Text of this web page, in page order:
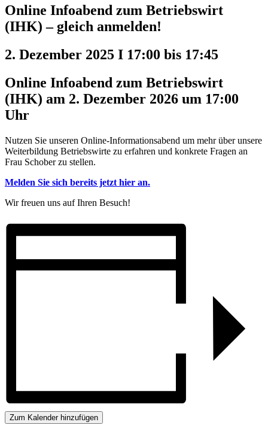
Online Infoabend zum Betriebswirt
(IHK) – gleich anmelden!
2. Dezember 2025 I 17:00 bis 17:45
Online Infoabend zum Betriebswirt
(IHK) am 2. Dezember 2026 um 17:00
Uhr
Nutzen Sie unseren Online-Informationsabend um mehr über unsere
Weiterbildung Betriebswirte zu erfahren und konkrete Fragen an
Frau Schober zu stellen.
Melden Sie sich bereits jetzt hier an.
Wir freuen uns auf Ihren Besuch!
Zum Kalender hinzufügen